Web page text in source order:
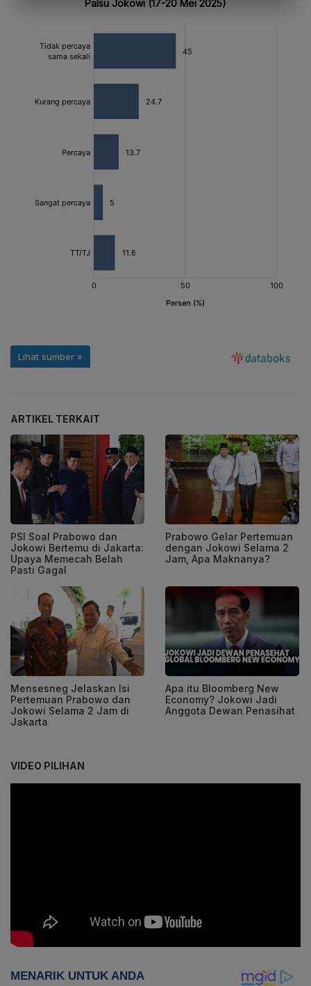
ARTIKEL TERKAIT
PSI Soal Prabowo dan
Jokowi Bertemu di Jakarta:
Upaya Memecah Belah
Pasti Gagal
Prabowo Gelar Pertemuan
dengan Jokowi Selama 2
Jam, Apa Maknanya?
Mensesneg Jelaskan Isi
Pertemuan Prabowo dan
Jokowi Selama 2 Jam di
Jakarta
Apa itu Bloomberg New
Economy? Jokowi Jadi
Anggota Dewan Penasihat
VIDEO PILIHAN